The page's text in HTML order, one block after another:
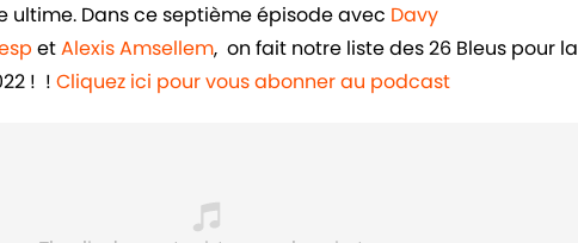
ultime. Dans ce septième épisode avec Davy
etAlexis Amsellem, on fait notre liste des 26 Bleus pour la
! ! Cliquez ici pour vous abonner au podcast